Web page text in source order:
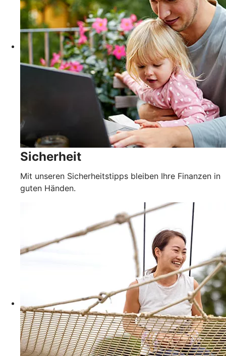
Sicherheit
Mit unseren Sicherheitstipps bleiben Ihre Finanzen in
guten Händen.